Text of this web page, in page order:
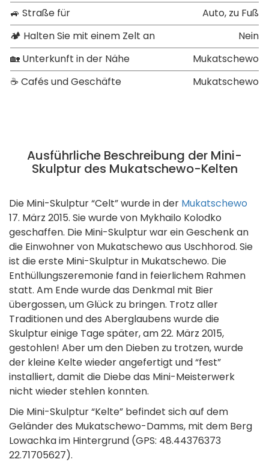
🚙 Straße für
Auto, zu Fuß
🏕 Halten Sie mit einem Zelt an
Nein
🏡 Unterkunft in der Nähe
Mukatschewo
☕ Cafés und Geschäfte
Mukatschewo
Ausführliche Beschreibung der Mini-
Skulptur des Mukatschewo-Kelten
Die Mini-Skulptur “Celt” wurde in der Mukatschewo
17. März 2015. Sie wurde von Mykhailo Kolodko
geschaffen. Die Mini-Skulptur war ein Geschenk an
die Einwohner von Mukatschewo aus Uschhorod. Sie
ist die erste Mini-Skulptur in Mukatschewo. Die
Enthüllungszeremonie fand in feierlichem Rahmen
statt. Am Ende wurde das Denkmal mit Bier
übergossen, um Glück zu bringen. Trotz aller
Traditionen und des Aberglaubens wurde die
Skulptur einige Tage später, am 22. März 2015,
gestohlen! Aber um den Dieben zu trotzen, wurde
der kleine Kelte wieder angefertigt und “fest”
installiert, damit die Diebe das Mini-Meisterwerk
nicht wieder stehlen konnten.
Die Mini-Skulptur “Kelte” befindet sich auf dem
Geländer des Mukatschewo-Damms, mit dem Berg
Lowachka im Hintergrund (GPS: 48.44376373
22.71705627).